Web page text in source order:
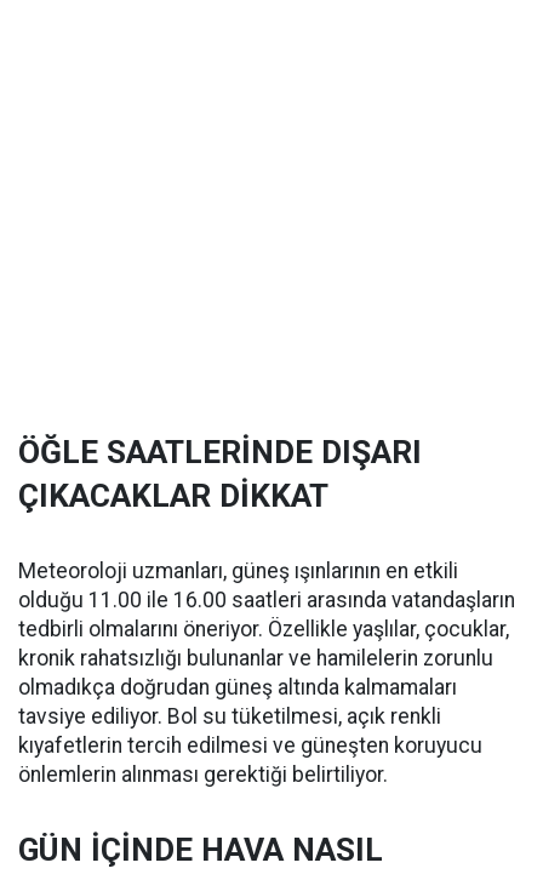
ÖĞLE SAATLERİNDE DIŞARI
ÇIKACAKLAR DİKKAT
Meteoroloji uzmanları, güneş ışınlarının en etkili
olduğu 11.00 ile 16.00 saatleri arasında vatandaşların
tedbirli olmalarını öneriyor. Özellikle yaşlılar, çocuklar,
kronik rahatsızlığı bulunanlar ve hamilelerin zorunlu
olmadıkça doğrudan güneş altında kalmamaları
tavsiye ediliyor. Bol su tüketilmesi, açık renkli
kıyafetlerin tercih edilmesi ve güneşten koruyucu
önlemlerin alınması gerektiği belirtiliyor.
GÜN İÇİNDE HAVA NASIL